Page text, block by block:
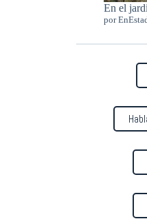
En el
por